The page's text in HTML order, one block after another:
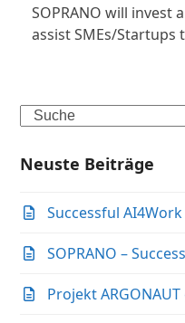
SOPRANO will invest
assist SMEs/Startups
Search
Neuste Beiträge
Successful
SOPRANO –
Projekt